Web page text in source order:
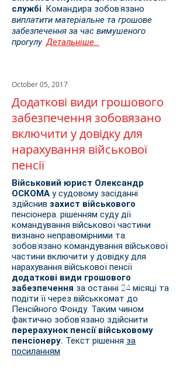
службі. Командира зобов'язано
виплатити матеріальне та грошове
забезпечення за час вимушеного
прогулу.Детальніше...
October 05, 2017
Додаткові види грошового
забезпечення зобовязано
включити у довідку для
нарахування військової
пенсії
Військовий юрист Олександр
ОСКОМА у судовому засіданні
здійснив захист військового
пенсіонера, рішенням суду дії
командування військової частини
визнано неправомірними та
зобов'язано командування військової
частини включити у довідку для
нарахування військової пенсії
додаткові види грошового
забезпечення за останні 24 місяці та
подіти її через військкомат до
Пенсійного Фонду. Таким чином
фактично зобов'язано здійснити
перерахунок пенсії військовому
пенсіонеру. Текст рішення за
посиланням